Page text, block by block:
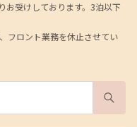
お受けしております。3泊以下
フロント業務を休止させてい